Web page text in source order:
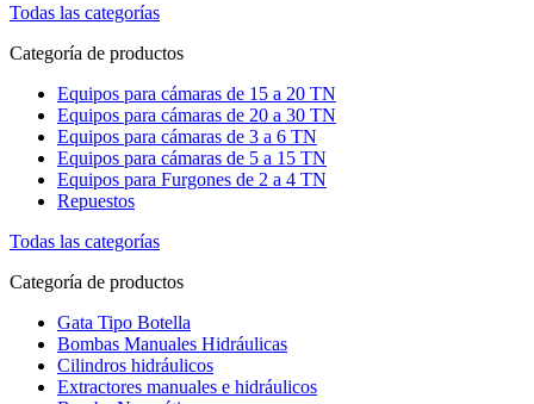
Todas las categorías
Categoría de productos
Equipos para cámaras de 15 a 20 TN
Equipos para cámaras de 20 a 30 TN
Equipos para cámaras de 3 a 6 TN
Equipos para cámaras de 5 a 15 TN
Equipos para Furgones de 2 a 4 TN
Repuestos
Todas las categorías
Categoría de productos
Gata Tipo Botella
Bombas Manuales Hidráulicas
Cilindros hidráulicos
Extractores manuales e hidráulicos